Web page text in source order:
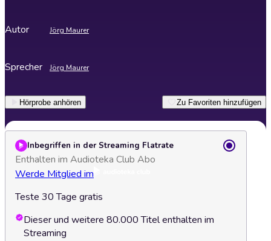
Autor Jörg Maurer
Sprecher Jörg Maurer
Hörprobe anhören Zu Favoriten hinzufügen
Inbegriffen in der Streaming Flatrate
Enthalten im Audioteka Club Abo
Werde Mitglied im
Teste 30 Tage gratis
Dieser und weitere 80.000 Titel enthalten im
Streaming